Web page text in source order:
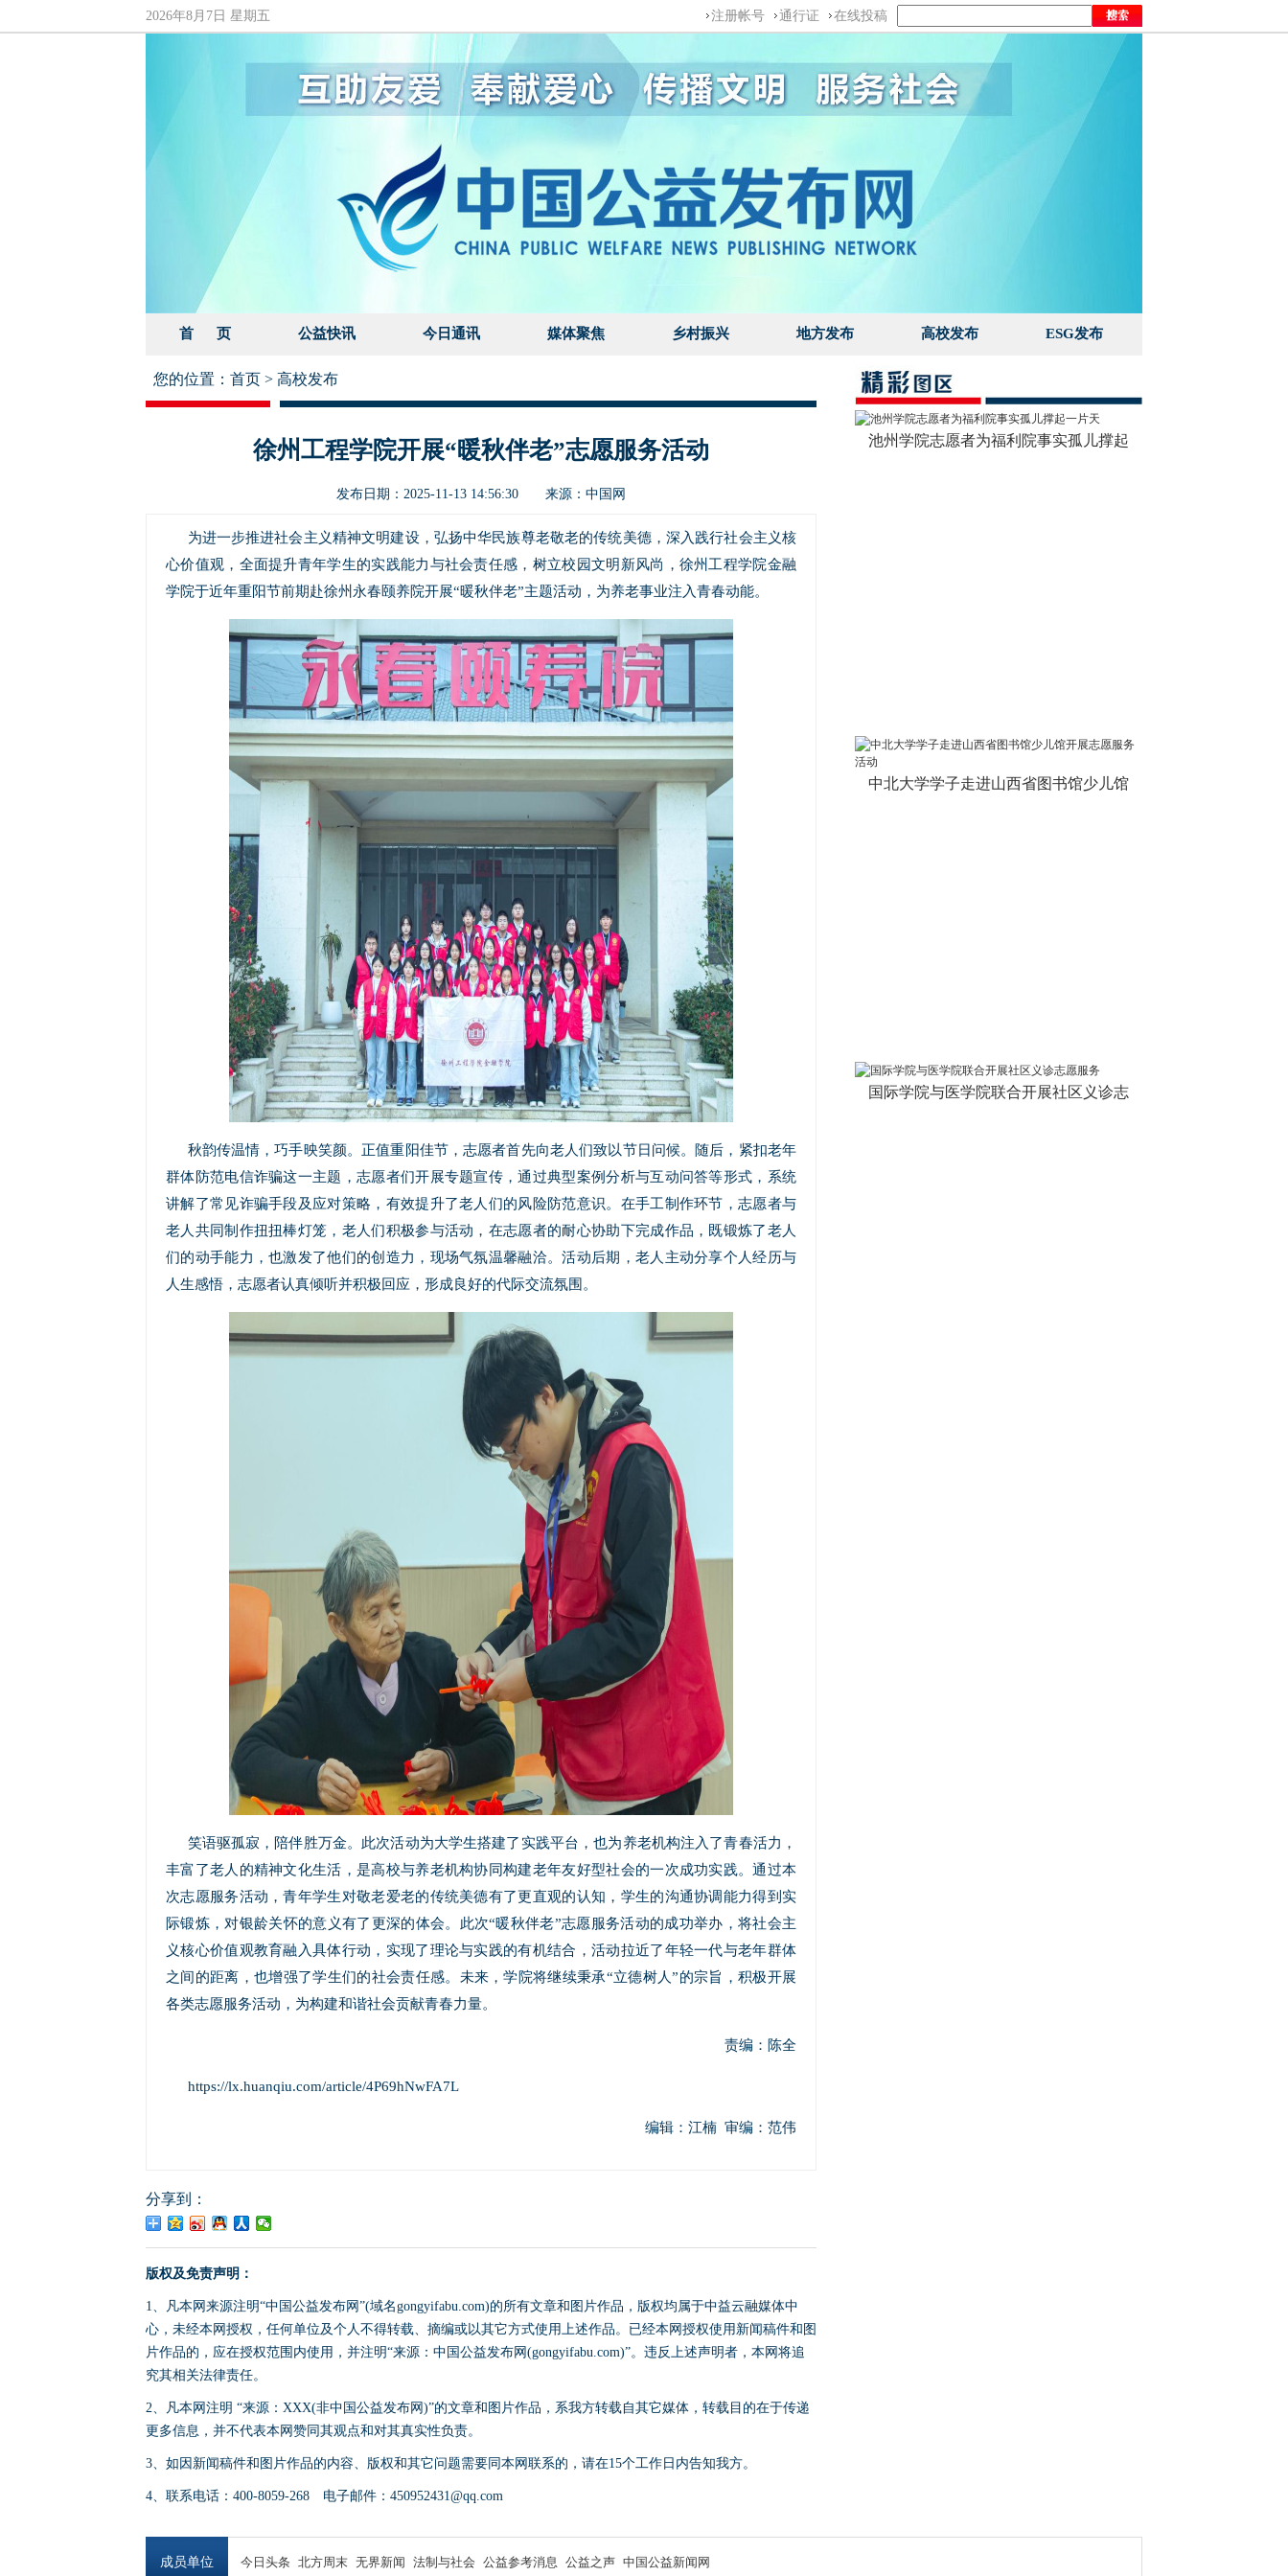
2026年8月7日 星期五 注册帐号 通行证 在线投稿
首 页 公益快讯 今日通讯 媒体聚焦 乡村振兴 地方发布 高校发布 ESG发布
您的位置： 首页 > 高校发布
徐州工程学院开展“暖秋伴老”志愿服务活动
发布日期：2025-11-13 14:56:30 来源： 中国网
为进一步推进社会主义精神文明建设，弘扬中华民族尊老敬老的传统美德，深入践行社会主义核
心价值观，全面提升青年学生的实践能力与社会责任感，树立校园文明新风尚，徐州工程学院金融
学院于近年重阳节前期赴徐州永春颐养院开展“暖秋伴老”主题活动，为养老事业注入青春动能。
秋韵传温情，巧手映笑颜。正值重阳佳节，志愿者首先向老人们致以节日问候。随后，紧扣老年
群体防范电信诈骗这一主题，志愿者们开展专题宣传，通过典型案例分析与互动问答等形式，系统
讲解了常见诈骗手段及应对策略，有效提升了老人们的风险防范意识。在手工制作环节，志愿者与
老人共同制作扭扭棒灯笼，老人们积极参与活动，在志愿者的耐心协助下完成作品，既锻炼了老人
们的动手能力，也激发了他们的创造力，现场气氛温馨融洽。活动后期，老人主动分享个人经历与
人生感悟，志愿者认真倾听并积极回应，形成良好的代际交流氛围。
笑语驱孤寂，陪伴胜万金。此次活动为大学生搭建了实践平台，也为养老机构注入了青春活力，
丰富了老人的精神文化生活，是高校与养老机构协同构建老年友好型社会的一次成功实践。通过本
次志愿服务活动，青年学生对敬老爱老的传统美德有了更直观的认知，学生的沟通协调能力得到实
际锻炼，对银龄关怀的意义有了更深的体会。此次“暖秋伴老”志愿服务活动的成功举办，将社会主
义核心价值观教育融入具体行动，实现了理论与实践的有机结合，活动拉近了年轻一代与老年群体
之间的距离，也增强了学生们的社会责任感。未来，学院将继续秉承“立德树人”的宗旨，积极开展
各类志愿服务活动，为构建和谐社会贡献青春力量。
责编：陈全
https://lx.huanqiu.com/article/4P69hNwFA7L
编辑：江楠 审编：范伟
分享到：
版权及免责声明：
1、凡本网来源注明“中国公益发布网”(域名gongyifabu.com)的所有文章和图片作品，版权均属于中益云融媒体中
心，未经本网授权，任何单位及个人不得转载、摘编或以其它方式使用上述作品。已经本网授权使用新闻稿件和图
片作品的，应在授权范围内使用，并注明“来源：中国公益发布网(gongyifabu.com)”。违反上述声明者，本网将追
究其相关法律责任。
2、凡本网注明 “来源：XXX(非中国公益发布网)”的文章和图片作品，系我方转载自其它媒体，转载目的在于传递
更多信息，并不代表本网赞同其观点和对其真实性负责。
3、如因新闻稿件和图片作品的内容、版权和其它问题需要同本网联系的，请在15个工作日内告知我方。
4、联系电话：400-8059-268 电子邮件：450952431@qq.com
池州学院志愿者为福利院事实孤儿撑起
中北大学学子走进山西省图书馆少儿馆
国际学院与医学院联合开展社区义诊志
成员单位 今日头条 北方周末 无界新闻 法制与社会 公益参考消息 公益之声 中国公益新闻网